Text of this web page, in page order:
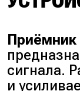
Приёмник
сигнала.
и